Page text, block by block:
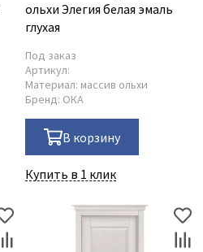
ольхи Элегия белая эмаль
глухая
Под заказ
Артикул:
Материал: массив ольхи
Бренд: ОКА
В корзину
Купить в 1 клик